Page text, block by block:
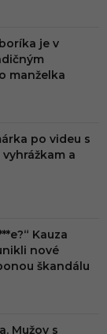
je v
manželka
po videu s
a
Kauza
nové
škandálu
Mužov s